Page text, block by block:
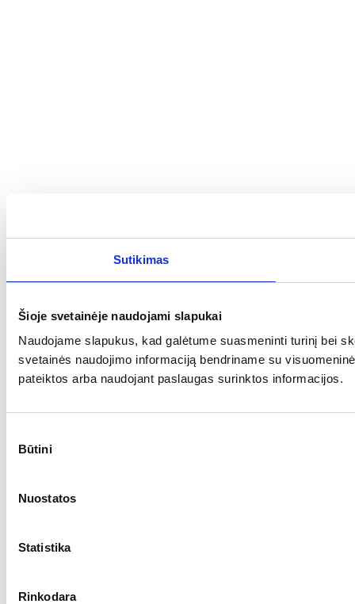
Sutikimas
Šioje svetainėje naudojami slapukai
Naudojame slapukus, kad galėtume suasmeninti turinį bei
svetainės naudojimo informaciją bendriname su
pateiktos arba naudojant paslaugas surinktos informacijos.
pasirinkimas
Būtini
Nuostatos
Statistika
Rinkodara